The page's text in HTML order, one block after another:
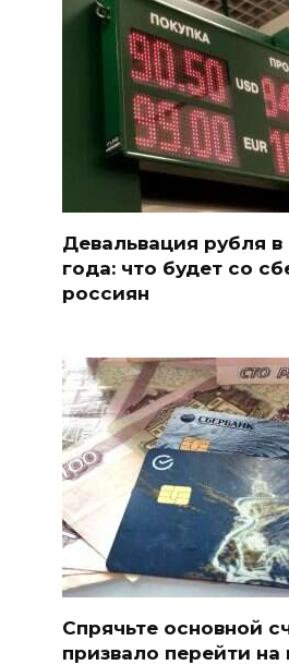
Девальвация рубля в
года: что будет со
россиян
Спрячьте основной
призвало перейти на